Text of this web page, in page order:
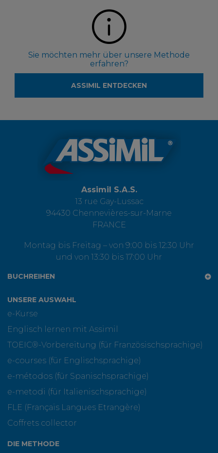
Sie möchten mehr über unsere Methode
erfahren?
ASSIMIL ENTDECKEN
Assimil S.A.S.
13 rue Gay-Lussac
94430 Chennevières-sur-Marne
FRANCE
Montag bis Freitag – von 9:00 bis 12:30 Uhr
und von 13:30 bis 17:00 Uhr
BUCHREIHEN
UNSERE AUSWAHL
e-Kurse
Englisch lernen mit Assimil
TOEIC®-Vorbereitung (für Französischsprachige)
e-courses (für Englischsprachige)
e-métodos (für Spanischsprachige)
e-metodi (für Italienischsprachige)
FLE (Français Langues Etrangère)
Coffrets collector
DIE METHODE